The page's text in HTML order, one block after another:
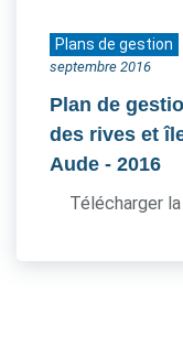
Plans de gestion
septembre 2016
Plan de
des rives et
Aude - 2016
Télécharger